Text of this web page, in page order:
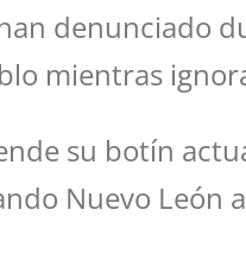
denunciado
mientras
su botín
Nuevo